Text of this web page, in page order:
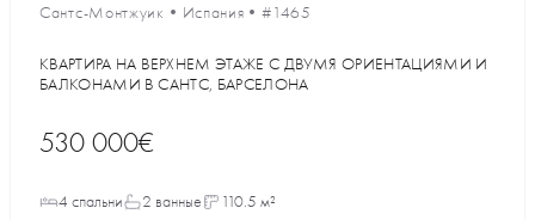
Сантс-Монтжуик • Испания •#1465
КВАРТИРА НА ВЕРХНЕМ ЭТАЖЕ С ДВУМЯ ОРИЕНТАЦИЯМИ И
БАЛКОНАМИ В САНТС, БАРСЕЛОНА
530 000€
4 спальни 2 ванные 110.5 м²